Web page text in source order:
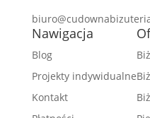
Nawigacja
Blog
Projekty indywidualne
Kontakt